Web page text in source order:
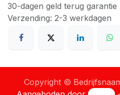
30-dagen geld terug garantie
Verzending: 2-3 werkdagen
Copyright ©